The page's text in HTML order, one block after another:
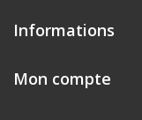
Informations
Mon compte